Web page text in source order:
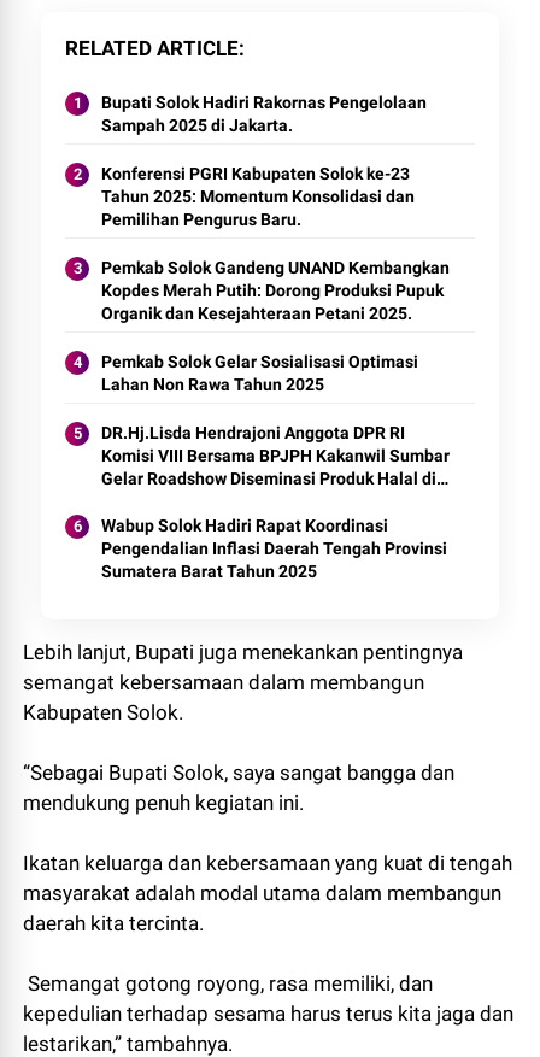
RELATED ARTICLE
Bupati Solok Hadiri Rakornas Pengelolaan
Sampah 2025 di Jakarta.
Konferensi PGRI Kabupaten Solok ke-23
Tahun 2025: Momentum Konsolidasi dan
Pemilihan Pengurus Baru.
Pemkab Solok Gandeng UNAND Kembangkan
Kopdes Merah Putih: Dorong Produksi Pupuk
Organik dan Kesejahteraan Petani 2025.
Pemkab Solok Gelar Sosialisasi Optimasi
Lahan Non Rawa Tahun 2025
DR.Hj.Lisda Hendrajoni Anggota DPR RI
Komisi VIII Bersama BPJPH Kakanwil Sumbar
Gelar Roadshow Diseminasi Produk Halal di
Wabup Solok Hadiri Rapat Koordinasi
Pengendalian Inflasi Daerah Tengah Provinsi
Sumatera Barat Tahun 2025
Lebih lanjut, Bupati juga menekankan pentingnya
semangat kebersamaan dalam membangun
Kabupaten Solok.
“Sebagai Bupati Solok, saya sangat bangga dan
mendukung penuh kegiatan ini.
Ikatan keluarga dan kebersamaan yang kuat di tengah
masyarakat adalah modal utama dalam membangun
daerah kita tercinta.
Semangat gotong royong, rasa memiliki, dan
kepedulian terhadap sesama harus terus kita jaga dan
lestarikan,” tambahnya.